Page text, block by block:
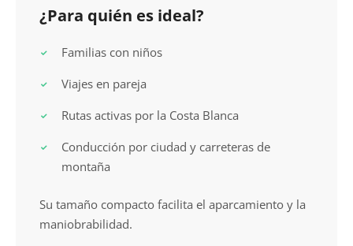
¿Para quién es ideal?
Familias con niños
Viajes en pareja
Rutas activas por la Costa Blanca
Conducción por ciudad y carreteras de
montaña
Su tamaño compacto facilita el aparcamiento y la
maniobrabilidad.